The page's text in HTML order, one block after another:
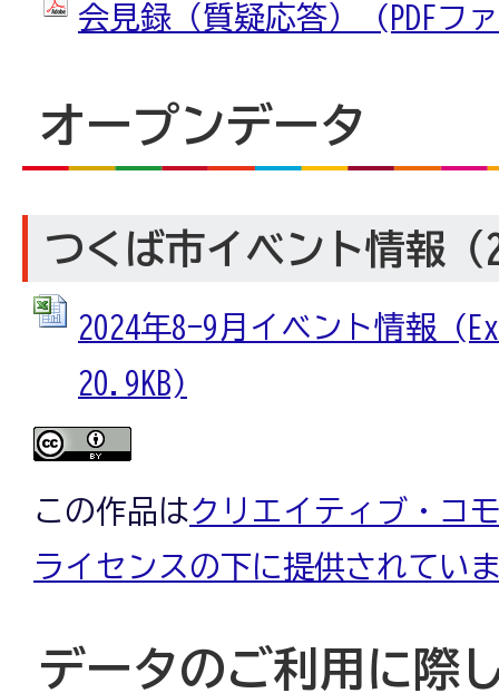
会見録（質疑応答） (PDFフ
オープンデータ
つくば市イベント情報（
2024年8-9月イベント情報
20.9KB)
この作品はクリエイティブ・コ
ライセンスの下に提供されてい
データのご利用に際